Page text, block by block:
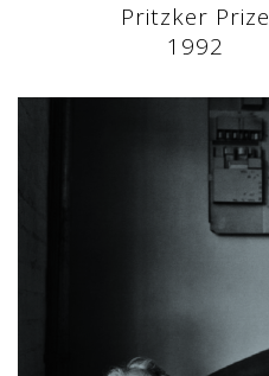
Pritzker Prize
1992